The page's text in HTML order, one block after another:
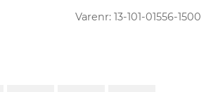
Varenr: 13-101-01556-1500